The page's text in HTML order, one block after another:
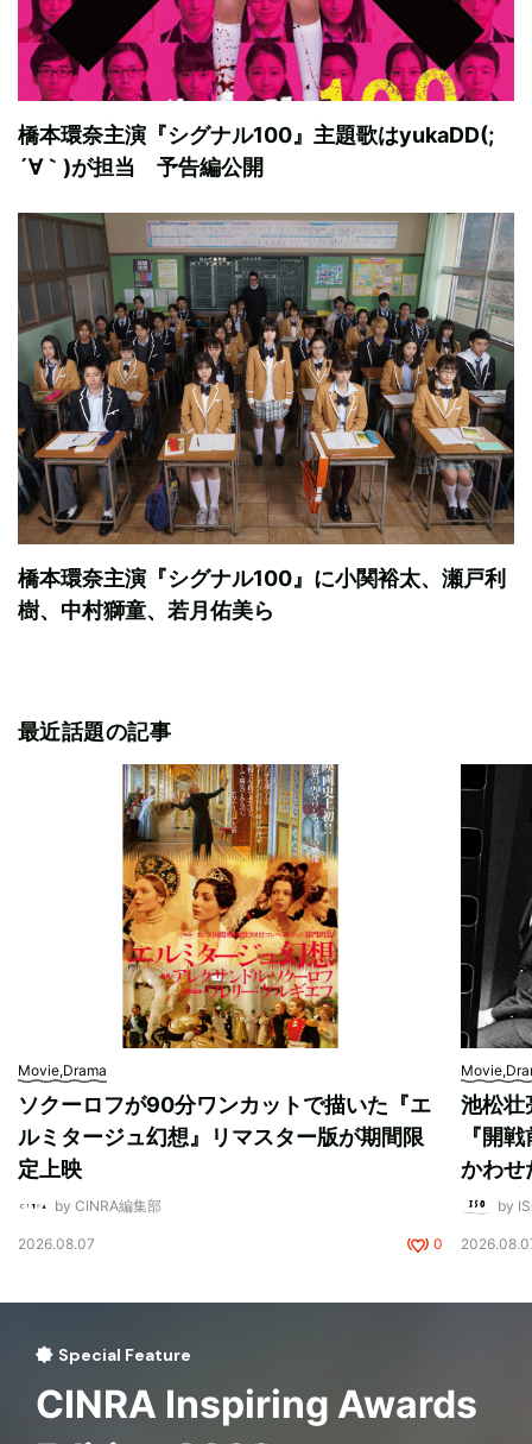
橋本環奈主演『シグナル100』主題歌はyukaDD(;
´∀｀)が担当 予告編公開
橋本環奈主演『シグナル100』に小関裕太、瀬戸利
樹、中村獅童、若月佑美ら
最近話題の記事
Movie,Drama
ソクーロフが90分ワンカットで描いた『エ
ルミタージュ幻想』リマスター版が期間限
定上映
by CINRA編集部
2026.08.07 0
池松壮
『開
かわせ
by
Special Feature
CINRA Inspiring Awards